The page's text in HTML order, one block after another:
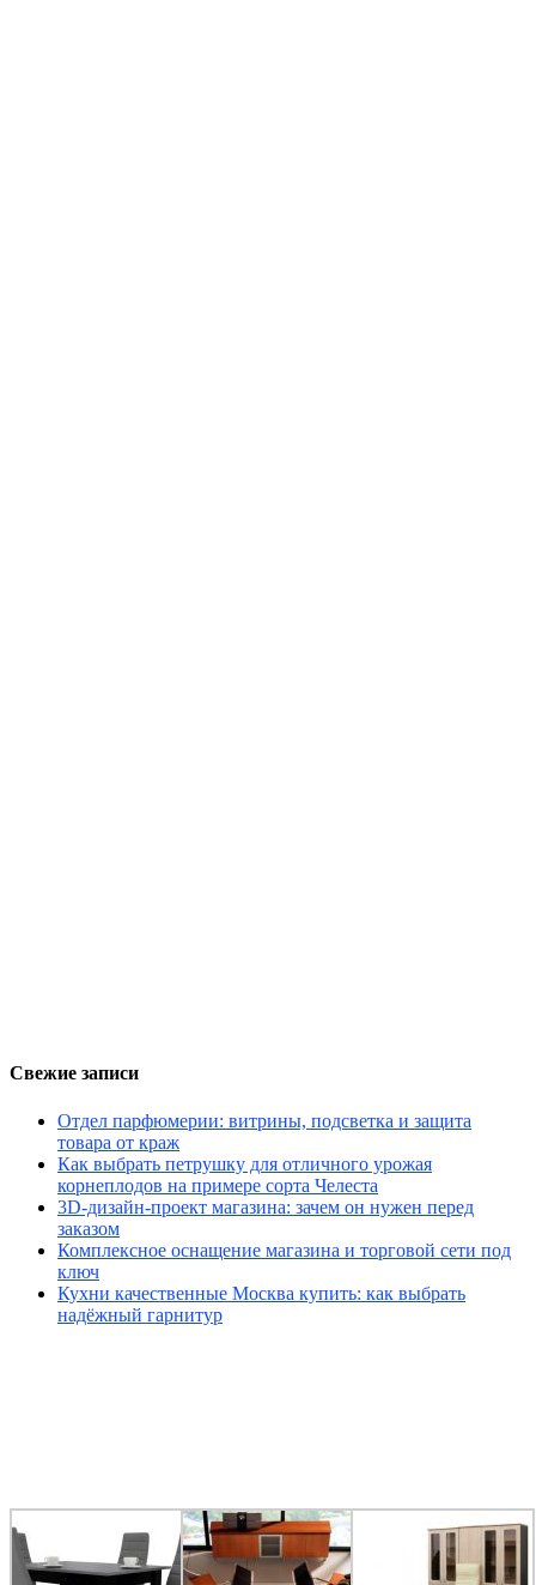
Свежие записи
Отдел парфюмерии: витрины, подсветка и защита
товара от краж
Как выбрать петрушку для отличного урожая
корнеплодов на примере сорта Челеста
3D-дизайн-проект магазина: зачем он нужен перед
заказом
Комплексное оснащение магазина и торговой сети под
ключ
Кухни качественные Москва купить: как выбрать
надёжный гарнитур